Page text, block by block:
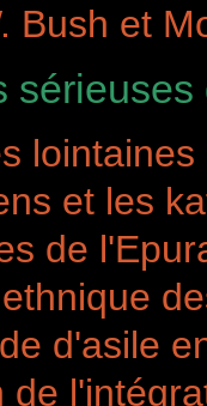
Bush et
et les
de
d'asile
de